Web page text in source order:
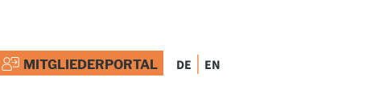
MITGLIEDERPORTAL DE | EN